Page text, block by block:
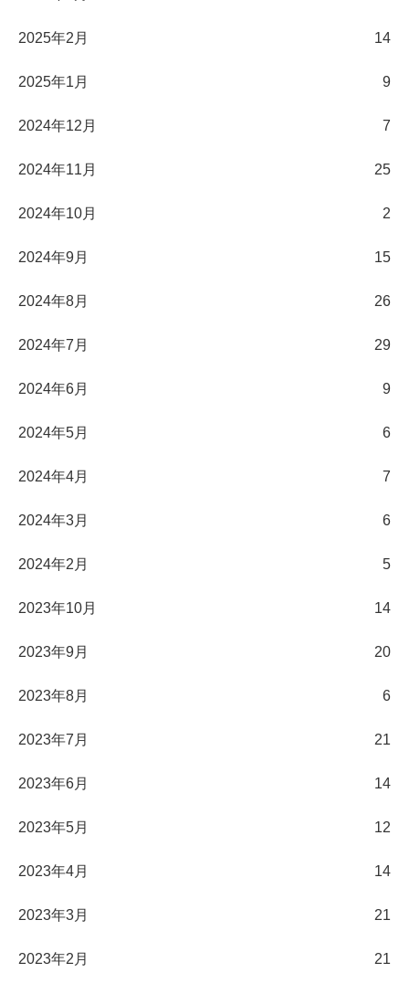
2025年2月 14
2025年1月 9
2024年12月 7
2024年11月 25
2024年10月 2
2024年9月 15
2024年8月 26
2024年7月 29
2024年6月 9
2024年5月 6
2024年4月 7
2024年3月 6
2024年2月 5
2023年10月 14
2023年9月 20
2023年8月 6
2023年7月 21
2023年6月 14
2023年5月 12
2023年4月 14
2023年3月 21
2023年2月 21